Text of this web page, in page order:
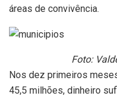
áreas de convivência.
Foto:
Nos dez primeiros
45,5 milhões, dinheiro